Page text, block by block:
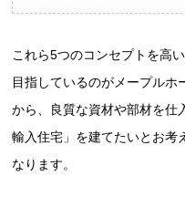
これら5つのコンセプトを高
目指しているのがメープルホ
から、良質な資材や部材を仕
輸入住宅」を建てたいとお考
なります。